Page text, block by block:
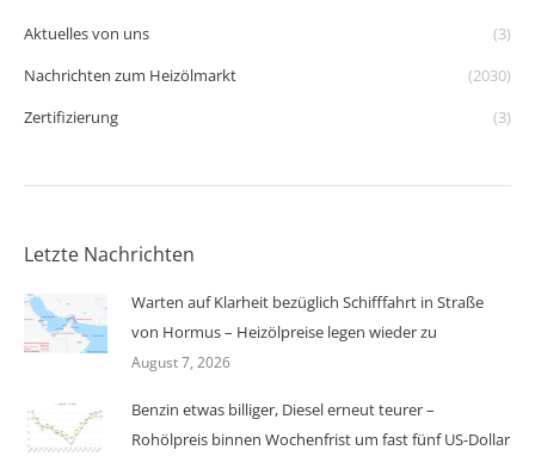
Aktuelles von uns
(3)
Nachrichten zum Heizölmarkt
(2030)
Zertifizierung
(3)
Letzte Nachrichten
Warten auf Klarheit bezüglich Schifffahrt in Straße
von Hormus – Heizölpreise legen wieder zu
August 7, 2026
Benzin etwas billiger, Diesel erneut teurer –
Rohölpreis binnen Wochenfrist um fast fünf US-Dollar